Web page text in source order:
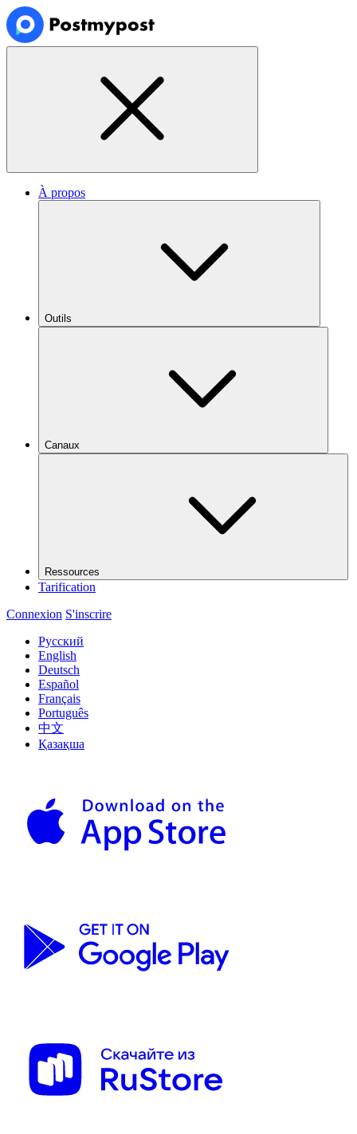
À propos
Outils
Canaux
Ressources
Tarification
Connexion S'inscrire
Русский
English
Deutsch
Español
Français
Português
中文
Қазақша